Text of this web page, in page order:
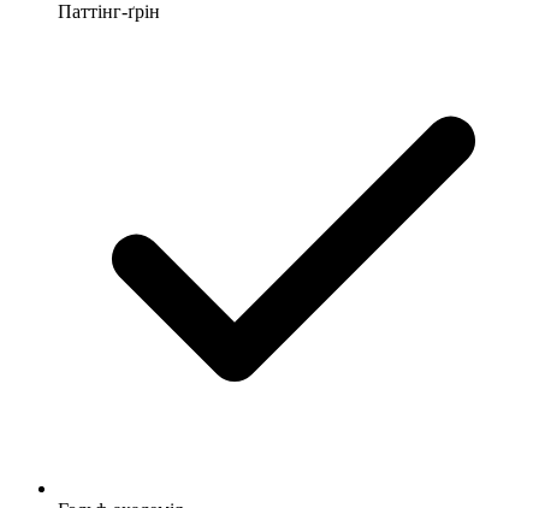
Паттінг-ґрін